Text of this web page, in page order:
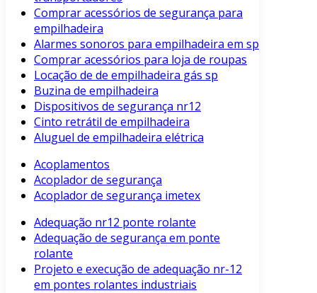
Comprar acessórios de segurança para
empilhadeira
Alarmes sonoros para empilhadeira em sp
Comprar acessórios para loja de roupas
Locação de de empilhadeira gás sp
Buzina de empilhadeira
Dispositivos de segurança nr12
Cinto retrátil de empilhadeira
Aluguel de empilhadeira elétrica
Acoplamentos
Acoplador de segurança
Acoplador de segurança imetex
Adequação nr12 ponte rolante
Adequação de segurança em ponte
rolante
Projeto e execução de adequação nr-12
em pontes rolantes industriais